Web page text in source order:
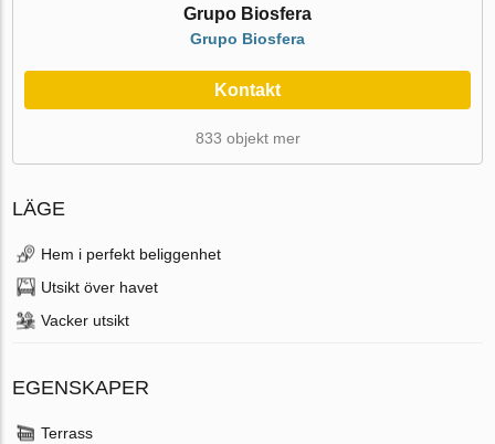
Grupo Biosfera
Grupo Biosfera
Kontakt
833 objekt mer
LÄGE
Hem i perfekt beliggenhet
Utsikt över havet
Vacker utsikt
EGENSKAPER
Terrass